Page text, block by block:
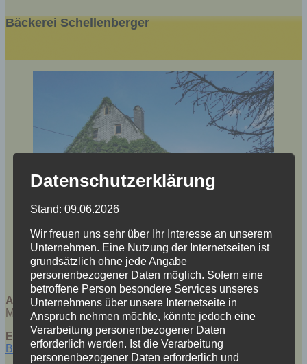
Bäckerei Schellenberger
Adresse:
Mortelbachstraße 12, 09526 Heidersdorf
E-Mail:
Baeckerei-Schellenberger@t-online.de
Datenschutzerklärung
Stand: 09.06.2026
Wir freuen uns sehr über Ihr Interesse an unserem
Unternehmen. Eine Nutzung der Internetseiten ist
grundsätzlich ohne jede Angabe
personenbezogener Daten möglich. Sofern eine
betroffene Person besondere Services unseres
Unternehmens über unsere Internetseite in
Anspruch nehmen möchte, könnte jedoch eine
Verarbeitung personenbezogener Daten
erforderlich werden. Ist die Verarbeitung
personenbezogener Daten erforderlich und